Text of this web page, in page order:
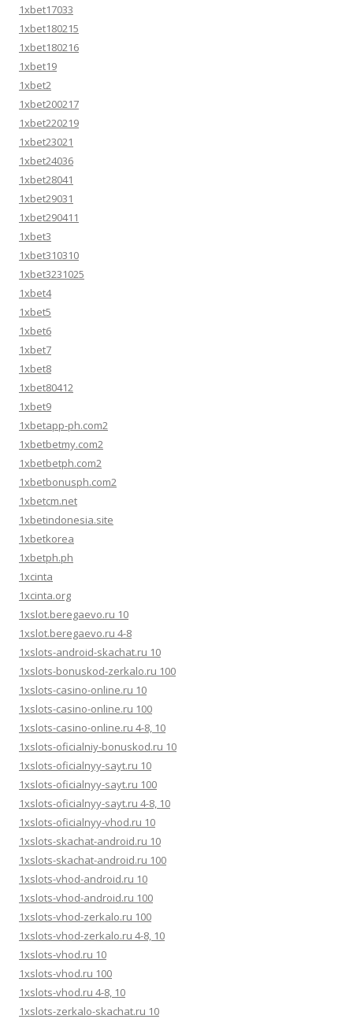
1xbet17033
1xbet180215
1xbet180216
1xbet19
1xbet2
1xbet200217
1xbet220219
1xbet23021
1xbet24036
1xbet28041
1xbet29031
1xbet290411
1xbet3
1xbet310310
1xbet3231025
1xbet4
1xbet5
1xbet6
1xbet7
1xbet8
1xbet80412
1xbet9
1xbetapp-ph.com2
1xbetbetmy.com2
1xbetbetph.com2
1xbetbonusph.com2
1xbetcm.net
1xbetindonesia.site
1xbetkorea
1xbetph.ph
1xcinta
1xcinta.org
1xslot.beregaevo.ru 10
1xslot.beregaevo.ru 4-8
1xslots-android-skachat.ru 10
1xslots-bonuskod-zerkalo.ru 100
1xslots-casino-online.ru 10
1xslots-casino-online.ru 100
1xslots-casino-online.ru 4-8, 10
1xslots-oficialniy-bonuskod.ru 10
1xslots-oficialnyy-sayt.ru 10
1xslots-oficialnyy-sayt.ru 100
1xslots-oficialnyy-sayt.ru 4-8, 10
1xslots-oficialnyy-vhod.ru 10
1xslots-skachat-android.ru 10
1xslots-skachat-android.ru 100
1xslots-vhod-android.ru 10
1xslots-vhod-android.ru 100
1xslots-vhod-zerkalo.ru 100
1xslots-vhod-zerkalo.ru 4-8, 10
1xslots-vhod.ru 10
1xslots-vhod.ru 100
1xslots-vhod.ru 4-8, 10
1xslots-zerkalo-skachat.ru 10